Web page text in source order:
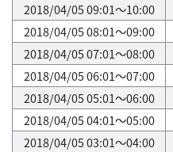
2018/04/05 09:01～10:00
2018/04/05 08:01～09:00
2018/04/05 07:01～08:00
2018/04/05 06:01～07:00
2018/04/05 05:01～06:00
2018/04/05 04:01～05:00
2018/04/05 03:01～04:00